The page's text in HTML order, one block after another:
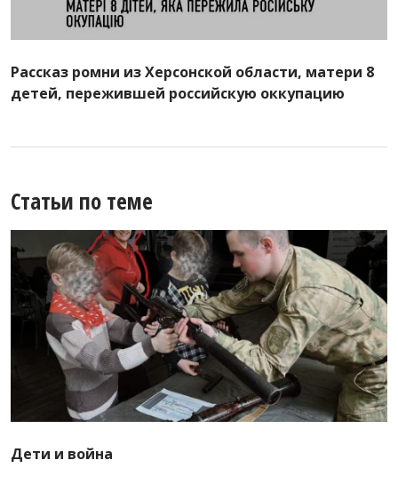
Рассказ ромни из Херсонской области, матери 8
детей, пережившей российскую оккупацию
Статьи по теме
Дети и война